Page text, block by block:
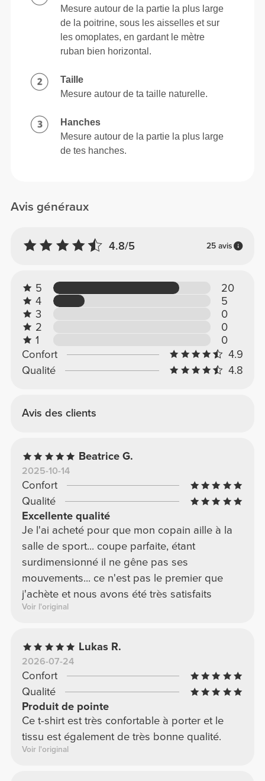
Avis généraux
4.8/5 25 avis
5
20
4
5
3
0
2
0
1
0
Confort
4.9
Qualité
4.8
Avis des clients
Beatrice G.
2025-10-14
Confort
Qualité
Excellente qualité
Je l'ai acheté pour que mon copain aille à la
salle de sport... coupe parfaite, étant
surdimensionné il ne gêne pas ses
mouvements... ce n'est pas le premier que
j'achète et nous avons été très satisfaits
Voir l'original
Lukas R.
2026-07-24
Confort
Qualité
Produit de pointe
Ce t-shirt est très confortable à porter et le
tissu est également de très bonne qualité.
Voir l'original
Mesure autour de la partie la plus large
de la poitrine, sous les aisselles et sur
les omoplates, en gardant le mètre
ruban bien horizontal.
Taille
Mesure autour de ta taille naturelle.
Hanches
Mesure autour de la partie la plus large
de tes hanches.